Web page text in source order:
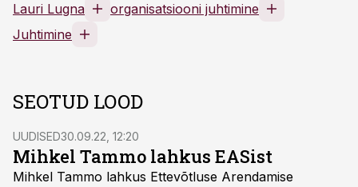
Lauri Lugna
organisatsiooni juhtimine
Juhtimine
SEOTUD LOOD
UUDISED30.09.22, 12:20
Mihkel Tammo lahkus EASist
Mihkel Tammo lahkus Ettevõtluse Arendamise